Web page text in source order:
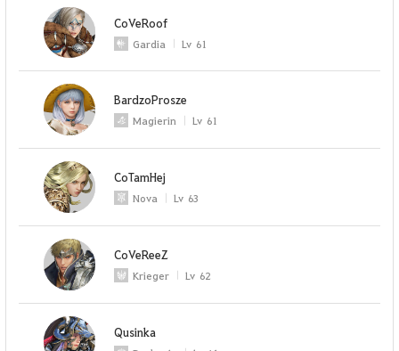
CoVeRoof
Gardia Lv 61
BardzoProsze
Magierin Lv 61
CoTamHej
Nova Lv 63
CoVeReeZ
Krieger Lv 62
Qusinka